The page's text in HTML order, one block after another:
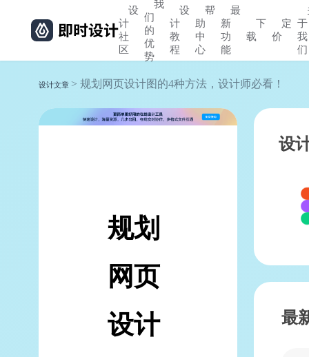
设
计
社
区
我
们
的
优
势
设
计
教
程
帮
助
中
心
最
新
功
能
下
载
定
价
于
我
们
设计文章 > 规划网页设计图的4种方法，设计师必看！
规划
网页
设计
设
最